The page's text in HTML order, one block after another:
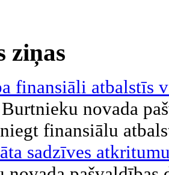
ziņas
finansiāli atbalstīs
novada
finansiālu
sadzīves